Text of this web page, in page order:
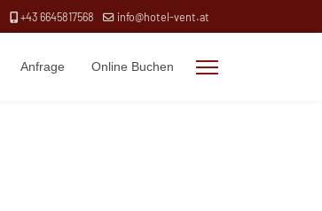
+43 6645817568 info@hotel-vent.at
Anfrage Online Buchen